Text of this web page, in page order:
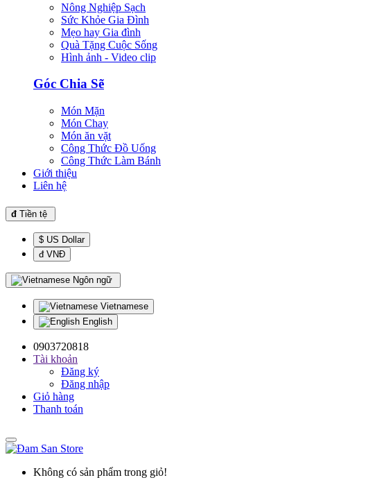
Nông Nghiệp Sạch
Sức Khỏe Gia Đình
Mẹo hay Gia đình
Quà Tặng Cuộc Sống
Hình ảnh - Video clip
Góc Chia Sẽ
Món Mặn
Món Chay
Món ăn vặt
Công Thức Đồ Uống
Công Thức Làm Bánh
Giới thiệu
Liên hệ
đ Tiền tệ
$ US Dollar
đ VNĐ
Ngôn ngữ
Vietnamese
English
0903720818
Tài khoản
Đăng ký
Đăng nhập
Giỏ hàng
Thanh toán
Không có sản phẩm trong giỏ!